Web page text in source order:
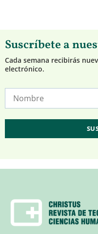
Suscríbete a
Cada semana recibirás
electrónico.